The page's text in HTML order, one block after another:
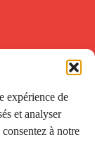
expérience de
et analyser
à notre